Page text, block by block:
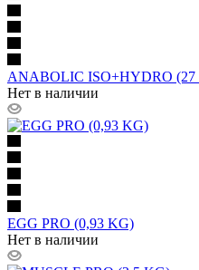
ANABOLIC ISO+HYDRO (27
Нет в наличии
EGG PRO (0,93 KG)
Нет в наличии